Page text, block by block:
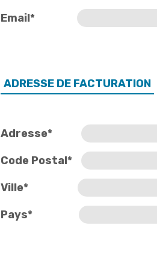
Email*
ADRESSE DE FACTURATION
Adresse*
Code Postal*
Ville*
Pays*